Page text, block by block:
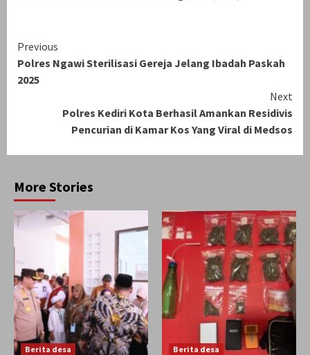
Continue
Reading
Previous
Polres Ngawi Sterilisasi Gereja Jelang Ibadah Paskah
2025
Next
Polres Kediri Kota Berhasil Amankan Residivis
Pencurian di Kamar Kos Yang Viral di Medsos
More Stories
Berita desa Berita desa